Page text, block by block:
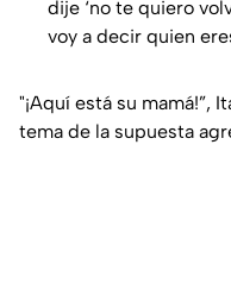
dije ‘no te quiero
voy a decir quien
"¡Aquí está su mamá!”,
tema de la supuesta